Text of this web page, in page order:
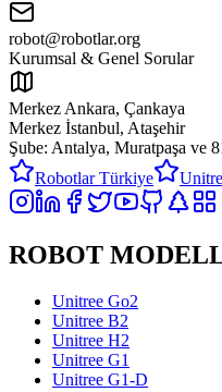
robot@robotlar.org
Kurumsal & Genel Sorular
Merkez Ankara, Çankaya
Merkez İstanbul, Ataşehir
Şube: Antalya, Muratpaşa ve
Robotlar Türkiye
ROBOT
Unitree Go2
Unitree B2
Unitree H2
Unitree G1
Unitree G1-D